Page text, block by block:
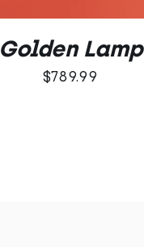
Golden Lamp
$789.99